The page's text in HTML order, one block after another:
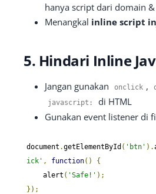
hanya script dari domain
Menangkal inline script
5. Hindari Inline
Jangan gunakan onclick ,
javascript :
di HTML
Gunakan event listener di
document .getElementById ( 'btn' ).
ick' , function()
{
    alert
( 'Safe!' );
});